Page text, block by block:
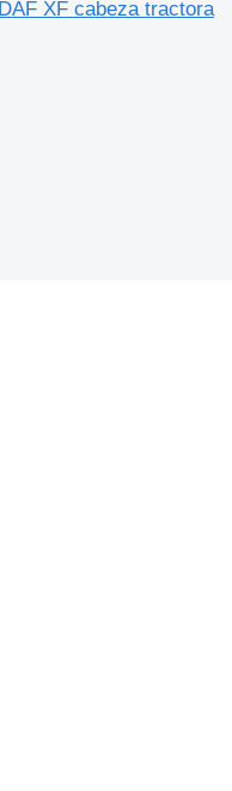
XF cabeza tractora